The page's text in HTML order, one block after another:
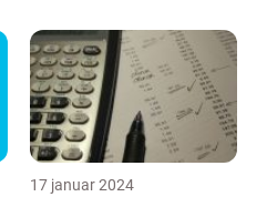
17 januar 2024